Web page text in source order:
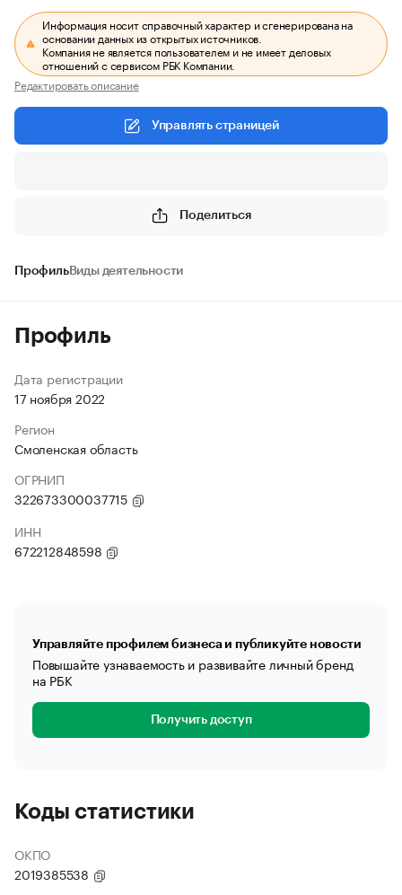
Информация носит справочный характер и сгенерирована на
основании данных из открытых источников.
Компания не является пользователем и не имеет деловых
отношений с сервисом РБК Компании.
Редактировать описание
Управлять страницей
Поделиться
ПрофильВиды деятельности
Профиль
Дата регистрации
17 ноября 2022
Регион
Смоленская область
ОГРНИП
322673300037715
ИНН
672212848598
Управляйте профилем бизнеса и публикуйте новости
Повышайте узнаваемость и развивайте личный бренд
на РБК
Получить доступ
Коды статистики
ОКПО
2019385538